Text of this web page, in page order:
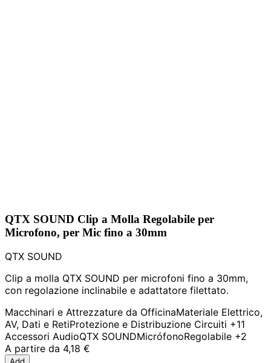
QTX SOUND Clip a Molla Regolabile per
Microfono, per Mic fino a 30mm
QTX SOUND
Clip a molla QTX SOUND per microfoni fino a 30mm,
con regolazione inclinabile e adattatore filettato.
Macchinari e Attrezzature da OfficinaMateriale Elettrico,
AV, Dati e RetiProtezione e Distribuzione Circuiti +11
Accessori AudioQTX SOUNDMicrófonoRegolabile +2
A partire da 4,18 €